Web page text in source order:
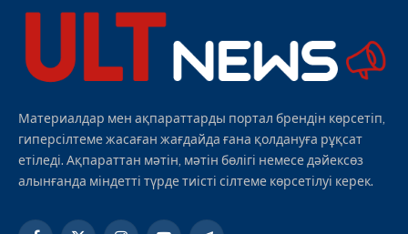
Материалдар мен ақпараттарды портал брендін көрсетіп,
гиперсілтеме жасаған жағдайда ғана қолдануға рұқсат
етіледі. Ақпараттан мәтін, мәтін бөлігі немесе дәйексөз
алынғанда міндетті түрде тиісті сілтеме көрсетілуі керек.